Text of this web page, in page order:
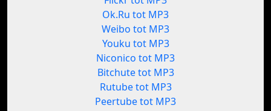
Ok.Ru tot MP3
Weibo tot MP3
Youku tot MP3
Niconico tot MP3
Bitchute tot MP3
Rutube tot MP3
Peertube tot MP3